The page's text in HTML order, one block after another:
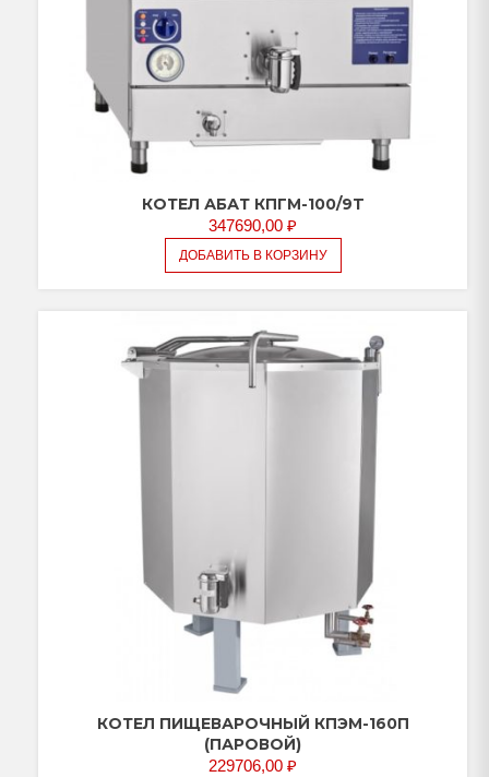
КОТЕЛ АБАТ КПГМ-100/9T
347690,00 ₽
ДОБАВИТЬ В КОРЗИНУ
КОТЕЛ ПИЩЕВАРОЧНЫЙ КПЭМ-160П
(ПАРОВОЙ)
229706,00 ₽